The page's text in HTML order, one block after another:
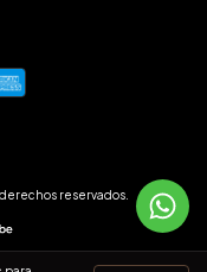
reservados.